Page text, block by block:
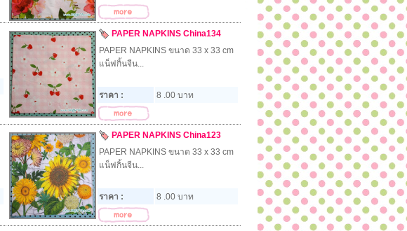
PAPER NAPKINS China134
PAPER NAPKINS ขนาด 33 x 33 cm
แน็ฟกิ้นจีน...
ราคา : 8 .00 บาท
PAPER NAPKINS China123
PAPER NAPKINS ขนาด 33 x 33 cm
แน็ฟกิ้นจีน...
ราคา : 8 .00 บาท